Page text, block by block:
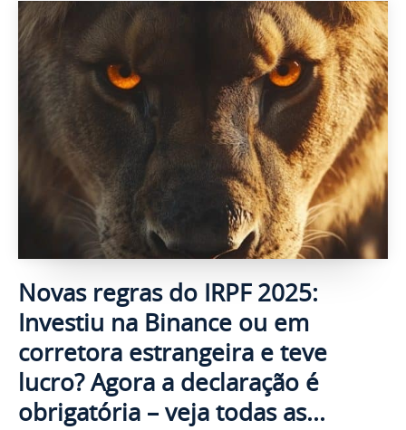
Novas regras do IRPF 2025:
Investiu na Binance ou em
corretora estrangeira e teve
lucro? Agora a declaração é
obrigatória – veja todas as...